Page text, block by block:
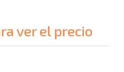
ver el precio